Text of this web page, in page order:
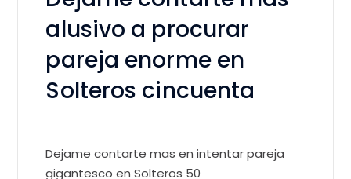
alusivo a procurar
pareja enorme en
Solteros cincuenta
Dejame contarte mas en intentar pareja
gigantesco en Solteros 50